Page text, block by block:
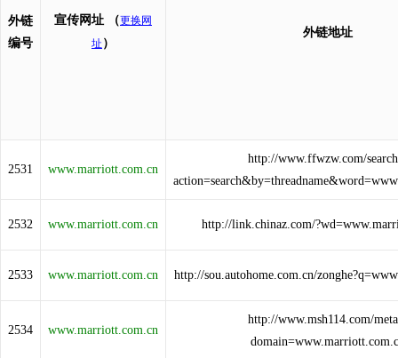
外链
编号
宣传网址 （更换网
址 ）
外链地址
2531 www.marriott.com.cn
http://www.ffwzw.com/
2532 www.marriott.com.cn http://link.chinaz.com/
2533 www.marriott.com.cn http://sou.autohome.com.cn/
2534 www.marriott.com.cn
http://www.msh114.com/